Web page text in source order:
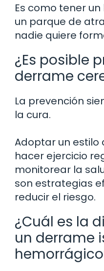
Es como tener
un parque de
nadie quiere
¿Es posible
derrame
La prevención
la cura.
Adoptar un estilo
hacer ejercicio
monitorear la
son estrategias
reducir el riesgo.
¿Cuál es la
un derrame